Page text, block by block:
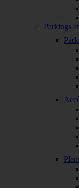
Parkings